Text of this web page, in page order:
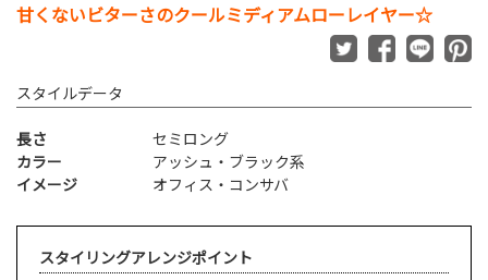
甘くないビターさのクールミディアムローレイヤー☆
スタイルデータ
長さ
セミロング
カラー
アッシュ・ブラック系
イメージ
オフィス・コンサバ
スタイリングアレンジポイント